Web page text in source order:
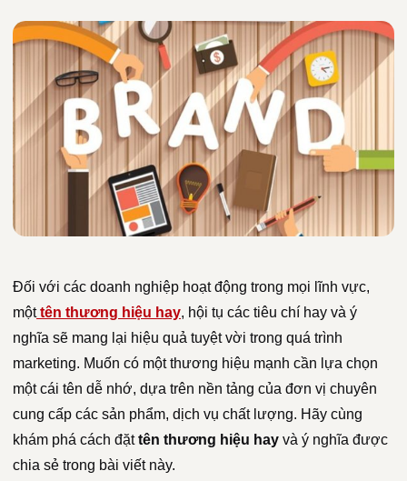
Đối với các doanh nghiệp hoạt động trong mọi lĩnh vực,
một tên thương hiệu hay, hội tụ các tiêu chí hay và ý
nghĩa sẽ mang lại hiệu quả tuyệt vời trong quá trình
marketing. Muốn có một thương hiệu mạnh cần lựa chọn
một cái tên dễ nhớ, dựa trên nền tảng của đơn vị chuyên
cung cấp các sản phẩm, dịch vụ chất lượng. Hãy cùng
khám phá cách đặttên thương hiệu hay và ý nghĩa được
chia sẻ trong bài viết này.